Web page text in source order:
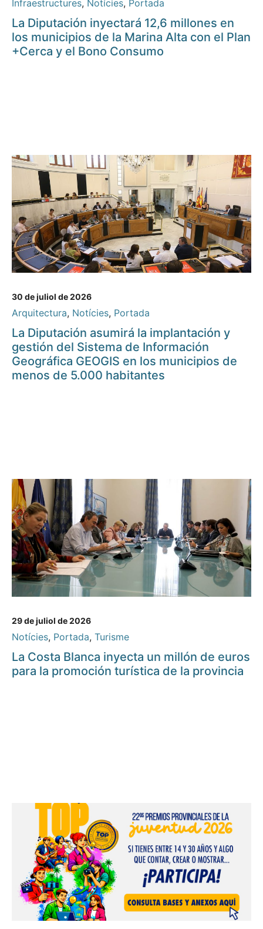
Infraestructures, Notícies, Portada
La Diputación inyectará 12,6 millones en
los municipios de la Marina Alta con el Plan
+Cerca y el Bono Consumo
30 de juliol de 2026
Arquitectura, Notícies, Portada
La Diputación asumirá la implantación y
gestión del Sistema de Información
Geográfica GEOGIS en los municipios de
menos de 5.000 habitantes
29 de juliol de 2026
Notícies, Portada, Turisme
La Costa Blanca inyecta un millón de euros
para la promoción turística de la provincia